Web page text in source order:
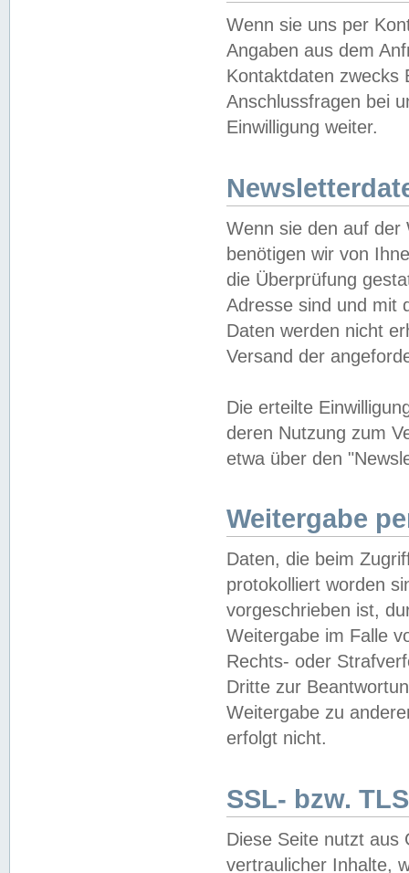
Wenn sie uns per
Angaben aus dem
Kontaktdaten zwecks
Anschlussfragen bei
Einwilligung weiter.
Wenn sie den auf der
benötigen wir von
die Überprüfung
Adresse sind und mit
Daten werden nicht
Versand der
Die erteilte
deren Nutzung zum
etwa über den
Weitergabe
Daten, die beim
protokolliert worden
vorgeschrieben ist,
Weitergabe im Falle
Rechts- oder
Dritte zur
Weitergabe zu
erfolgt nicht.
SSL- bzw.
Diese Seite nutzt aus
vertraulicher Inhalte,